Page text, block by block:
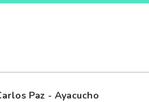
Paz - Ayacucho